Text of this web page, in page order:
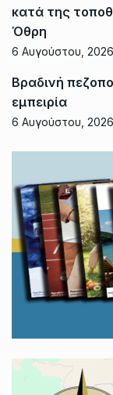
κατά της
Όθρη
6 Αυγούστου, 2026
Βραδινή
εμπειρία
6 Αυγούστου, 2026